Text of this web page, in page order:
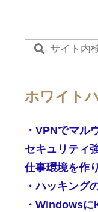
ホワイト
・VPNでマル
セキュリティ
仕事環境を作
・ハッキング
・Windows